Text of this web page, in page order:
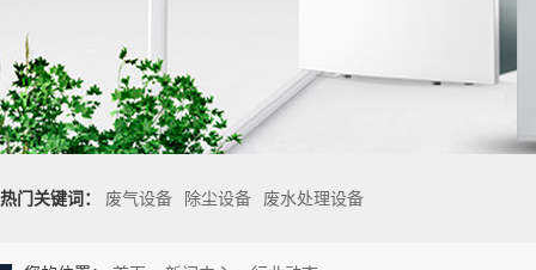
热门关键词： 废气设备 除尘设备 废水处理设备